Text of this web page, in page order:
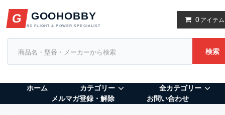
検索
0 アイテム
G GOOHOBBY
RC FLIGHT & POWER SPECIALIST
ホーム カテゴリー
全カテゴリー
メルマガ登録・解除
お問い合わせ